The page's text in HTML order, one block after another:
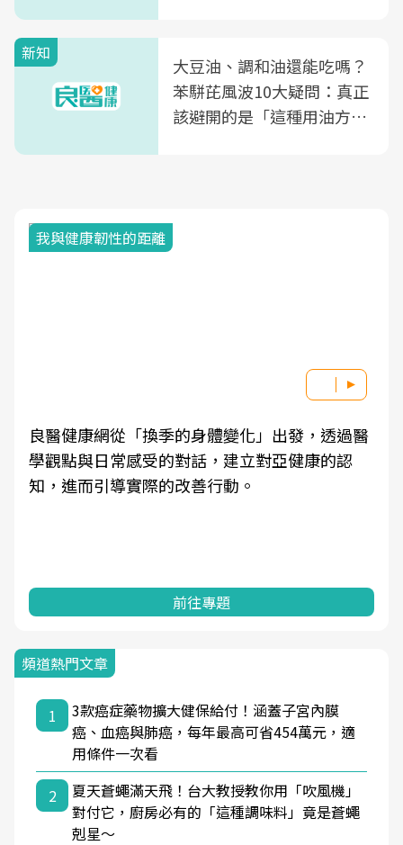
新知
大豆油、調和油還能吃嗎？
苯駢芘風波10大疑問：真正
該避開的是「這種用油方
我與健康韌性的距離
良醫健康網從「換季的身體變化」出發，透過醫
學觀點與日常感受的對話，建立對亞健康的認
知，進而引導實際的改善行動。
前往專題
頻道熱門文章
1
3款癌症藥物擴大健保給付！涵蓋子宮內膜
癌、血癌與肺癌，每年最高可省454萬元，適
用條件一次看
2
夏天蒼蠅滿天飛！台大教授教你用「吹風機」
對付它，廚房必有的「這種調味料」竟是蒼蠅
剋星～